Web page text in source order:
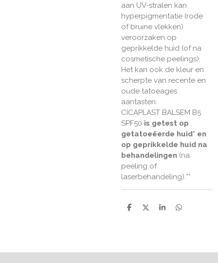
aan UV-stralen kan
hyperpigmentatie (rode
of bruine vlekken)
veroorzaken op
geprikkelde huid (of na
cosmetische peelings).
Het kan ook de kleur en
scherpte van recente en
oude tatoeages
aantasten.
CICAPLAST BALSEM B5
SPF50 is getest op
getatoeëerde huid* en
op geprikkelde huid na
behandelingen (na
peeling of
laserbehandeling).**
D
D
S
D